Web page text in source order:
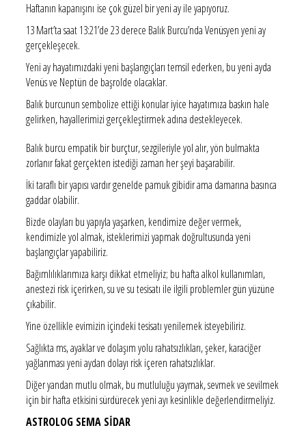
Haftanın kapanışını ise çok güzel bir yeni ay ile yapıyoruz.
13 Mart’ta saat 13:21’de 23 derece Balık Burcu’nda Venüsyen yeni ay
gerçekleşecek.
Yeni ay hayatımızdaki yeni başlangıçları temsil ederken, bu yeni ayda
Venüs ve Neptün de başrolde olacaklar.
Balık burcunun sembolize ettiği konular iyice hayatımıza baskın hale
gelirken, hayallerimizi gerçekleştirmek adına destekleyecek.
Balık burcu empatik bir burçtur, sezgileriyle yol alır, yön bulmakta
zorlanır fakat gerçekten istediği zaman her şeyi başarabilir.
İki taraflı bir yapısı vardır genelde pamuk gibidir ama damarına basınca
gaddar olabilir.
Bizde olayları bu yapıyla yaşarken, kendimize değer vermek,
kendimizle yol almak, isteklerimizi yapmak doğrultusunda yeni
başlangıçlar yapabiliriz.
Bağımlılıklarımıza karşı dikkat etmeliyiz; bu hafta alkol kullanımları,
anestezi risk içerirken, su ve su tesisatı ile ilgili problemler gün yüzüne
çıkabilir.
Yine özellikle evimizin içindeki tesisatı yenilemek isteyebiliriz.
Sağlıkta ms, ayaklar ve dolaşım yolu rahatsızlıkları, şeker, karaciğer
yağlanması yeni aydan dolayı risk içeren rahatsızlıklar.
Diğer yandan mutlu olmak, bu mutluluğu yaymak, sevmek ve sevilmek
için bir hafta etkisini sürdürecek yeni ayı kesinlikle değerlendirmeliyiz.
ASTROLOG SEMA SİDAR